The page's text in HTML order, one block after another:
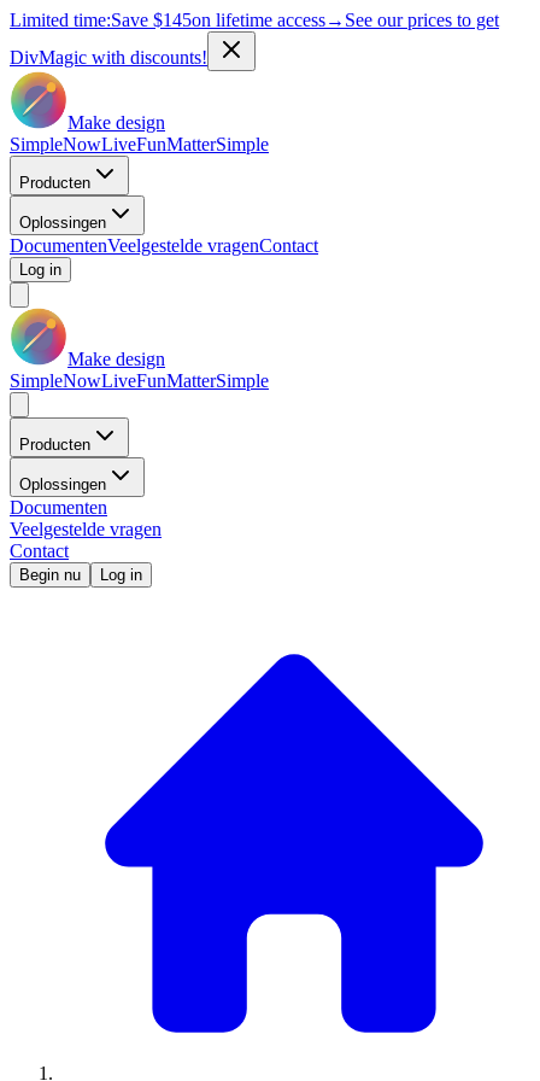
Limited time:Save $145on lifetime access→ See our prices to get
DivMagic with discounts!
Make design
SimpleNowLiveFunMatterSimple
Producten
Oplossingen
DocumentenVeelgestelde vragenContact
Log in
Make design
SimpleNowLiveFunMatterSimple
Producten
Oplossingen
Documenten
Veelgestelde vragen
Contact
Begin nu Log in